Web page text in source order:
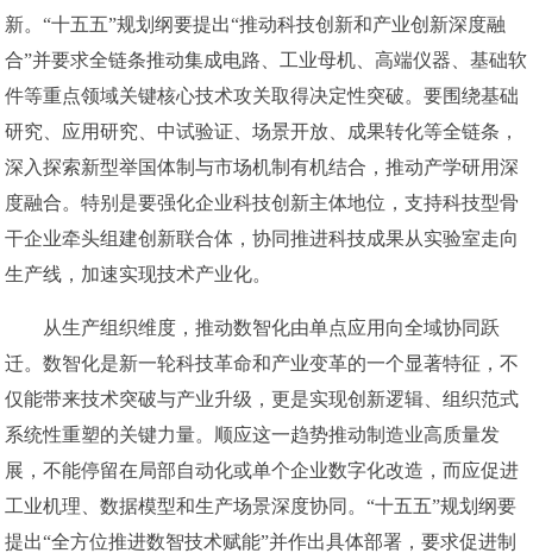
新。“十五五”规划纲要提出“推动科技创新和产业创新深度融
合”并要求全链条推动集成电路、工业母机、高端仪器、基础软
件等重点领域关键核心技术攻关取得决定性突破。要围绕基础
研究、应用研究、中试验证、场景开放、成果转化等全链条，
深入探索新型举国体制与市场机制有机结合，推动产学研用深
度融合。特别是要强化企业科技创新主体地位，支持科技型骨
干企业牵头组建创新联合体，协同推进科技成果从实验室走向
生产线，加速实现技术产业化。
从生产组织维度，推动数智化由单点应用向全域协同跃
迁。数智化是新一轮科技革命和产业变革的一个显著特征，不
仅能带来技术突破与产业升级，更是实现创新逻辑、组织范式
系统性重塑的关键力量。顺应这一趋势推动制造业高质量发
展，不能停留在局部自动化或单个企业数字化改造，而应促进
工业机理、数据模型和生产场景深度协同。“十五五”规划纲要
提出“全方位推进数智技术赋能”并作出具体部署，要求促进制